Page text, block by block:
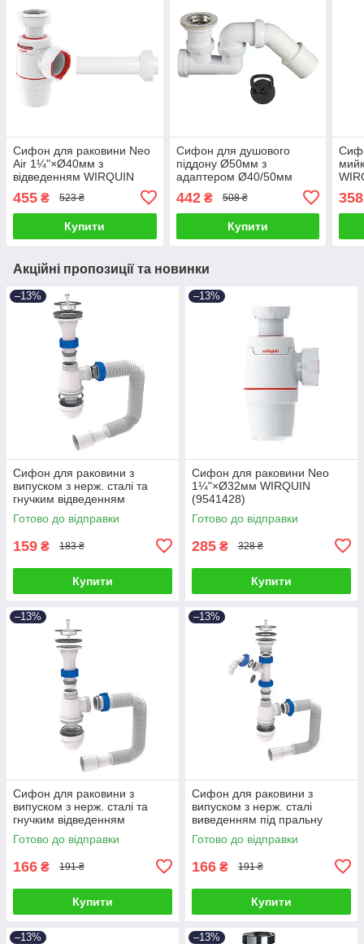
Сифон для раковини Neo
Air 1¼"×Ø40мм з
відведенням WIRQUIN
455 ₴ 523 ₴
Купити
Сифон для душового
піддону Ø50мм з
адаптером Ø40/50мм
442₴ 508 ₴
Купити
358
Акційні пропозиції та новинки
–13%
Сифон для раковини з
випуском з нерж. сталі та
гнучким відведенням
1¼"×Ø32/50мм TAU
(9841753)
Готово до відправки
159 ₴ 183 ₴
Купити
–13%
Сифон для раковини Neo
1¼"×Ø32мм WIRQUIN
(9541428)
Готово до відправки
285 ₴ 328 ₴
Купити
–13%
Сифон для раковини з
випуском з нерж. сталі та
гнучким відведенням
1½"×Ø40/50мм TAU
(9841752)
Готово до відправки
166 ₴ 191 ₴
Купити
–13%
Сифон для раковини з
випуском з нерж. сталі
виведенням під пральну
машину і гнучким
відведенням 1½"×Ø40/50мм
Готово до відправки
166 ₴ 191 ₴
Купити
–13% –13%